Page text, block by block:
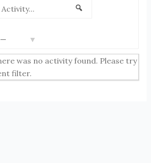
was no activity found. Please try
filter.